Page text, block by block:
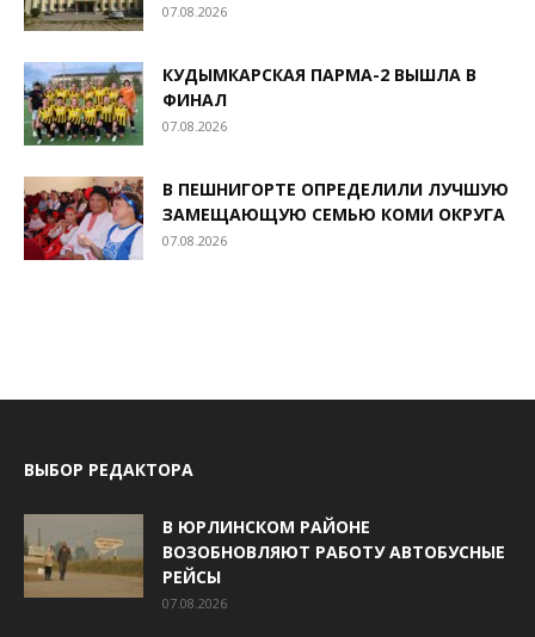
07.08.2026
КУДЫМКАРСКАЯ ПАРМА-2 ВЫШЛА В
ФИНАЛ
07.08.2026
В ПЕШНИГОРТЕ ОПРЕДЕЛИЛИ ЛУЧШУЮ
ЗАМЕЩАЮЩУЮ СЕМЬЮ КОМИ ОКРУГА
07.08.2026
ВЫБОР РЕДАКТОРА
В ЮРЛИНСКОМ РАЙОНЕ
ВОЗОБНОВЛЯЮТ РАБОТУ АВТОБУСНЫЕ
РЕЙСЫ
07.08.2026